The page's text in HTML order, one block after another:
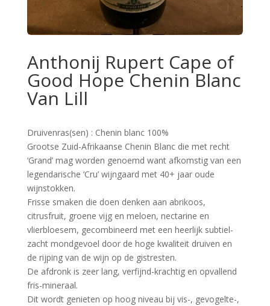
Anthonij Rupert Cape of
Good Hope Chenin Blanc
Van Lill
Druivenras(sen) : Chenin blanc 100%
Grootse Zuid-Afrikaanse Chenin Blanc die met recht
‘Grand’ mag worden genoemd want afkomstig van een
legendarische ‘Cru’ wijngaard met 40+ jaar oude
wijnstokken.
Frisse smaken die doen denken aan abrikoos,
citrusfruit, groene vijg en meloen, nectarine en
vlierbloesem, gecombineerd met een heerlijk subtiel-
zacht mondgevoel door de hoge kwaliteit druiven en
de rijping van de wijn op de gistresten.
De afdronk is zeer lang, verfijnd-krachtig en opvallend
fris-mineraal.
Dit wordt genieten op hoog niveau bij vis-, gevogelte-,